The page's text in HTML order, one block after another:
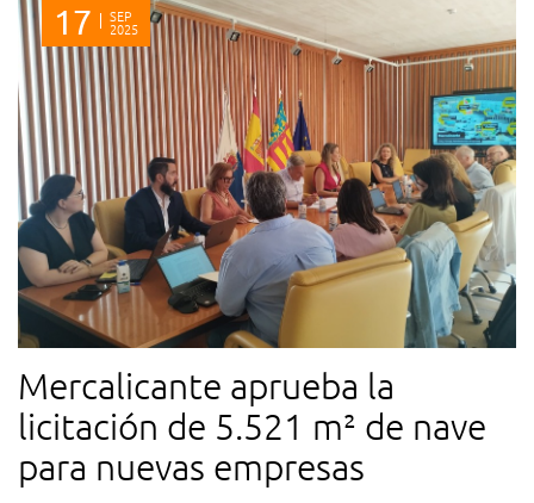
17 SEP
2025
Mercalicante aprueba la
licitación de 5.521 m² de nave
para nuevas empresas